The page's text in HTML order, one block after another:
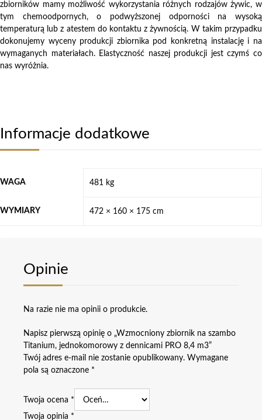
zbiorników mamy możliwość wykorzystania różnych rodzajów żywic, w
tym chemoodpornych, o podwyższonej odporności na wysoką
temperaturą lub z atestem do kontaktu z żywnością. W takim przypadku
dokonujemy wyceny produkcji zbiornika pod konkretną instalację i na
wymaganych materiałach. Elastyczność naszej produkcji jest czymś co
nas wyróżnia.
Informacje dodatkowe
WAGA 481 kg
WYMIARY 472 × 160 × 175 cm
Opinie
Na razie nie ma opinii o produkcie.
Napisz pierwszą opinię o „Wzmocniony zbiornik na szambo
Titanium, jednokomorowy z dennicami PRO 8,4 m3”
Twój adres e-mail nie zostanie opublikowany. Wymagane
pola są oznaczone *
Twoja ocena *
Twoja opinia *